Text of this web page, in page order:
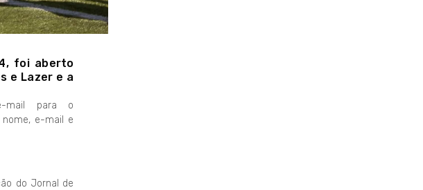
foi aberto
e Lazer e a
mail para o
nome, e-mail e
do Jornal de